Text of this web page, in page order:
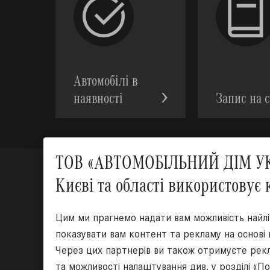
ТОВ «АВТОМОБІЛЬНИЙ ДІМ
Києві та області
Цим ми прагнемо надати вам можливість
показувати вам контент та рекламу на
Через цих партнерів ви також отримуєте
та можливості налаштування див. у розділі
Автомобілі в
наявності
Запис на